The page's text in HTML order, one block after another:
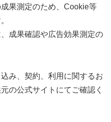
果測定のため、Cookie等
成果確認や広告効果測定の
み、契約、利用に関するお
の公式サイトにてご確認く